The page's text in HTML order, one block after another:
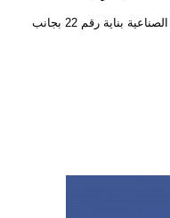
العنوان: شارع عتبة السلمي منقطة ماركا الصناعية بناية رقم 22 بجانب